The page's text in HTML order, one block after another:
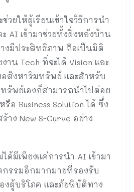
วยให้ผู้เรียนเข้าใจวิธีการนำ
AI เข้ามาช่วยทั้งฝั่งหลังบ้าน
งมีประสิทธิภาพ ถือเป็นมิติ
น Tech ที่จะได้ Vision และ
สังหาริมทรัพย์ และสำหรับ
รัพย์เองก็สามารถนำไปต่อย
อ Business Solution ได้ ซึ่ง
ง New S-Curve อย่าง
ด้มีเพียงแค่การนำ AI เข้ามา
กรรมอีกมากมายที่รองรับ
งผู้บริโภค และภัยพิบัติทาง